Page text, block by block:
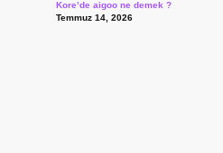
Kore’de aigoo ne demek ?
Temmuz 14, 2026